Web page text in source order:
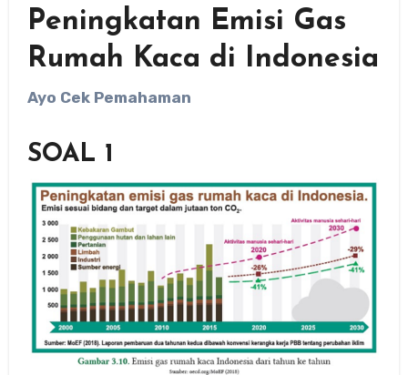
Peningkatan Emisi Gas
Rumah Kaca di Indonesia
Ayo Cek Pemahaman
SOAL 1